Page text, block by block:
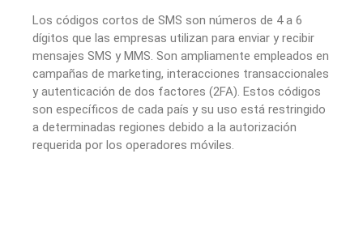
Los códigos cortos de SMS son números de 4 a 6
dígitos que las empresas utilizan para enviar y recibir
mensajes SMS y MMS. Son ampliamente empleados en
campañas de marketing, interacciones transaccionales
y autenticación de dos factores (2FA). Estos códigos
son específicos de cada país y su uso está restringido
a determinadas regiones debido a la autorización
requerida por los operadores móviles.